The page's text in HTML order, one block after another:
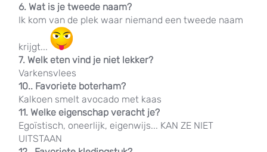
6. Wat is je tweede naam?
Ik kom van de plek waar niemand een tweede naam
krijgt...
7. Welk eten vind je niet lekker?
Varkensvlees
10.. Favoriete boterham?
Kalkoen smelt avocado met kaas
11. Welke eigenschap veracht je?
Egoïstisch, oneerlijk, eigenwijs... KAN ZE NIET
UITSTAAN